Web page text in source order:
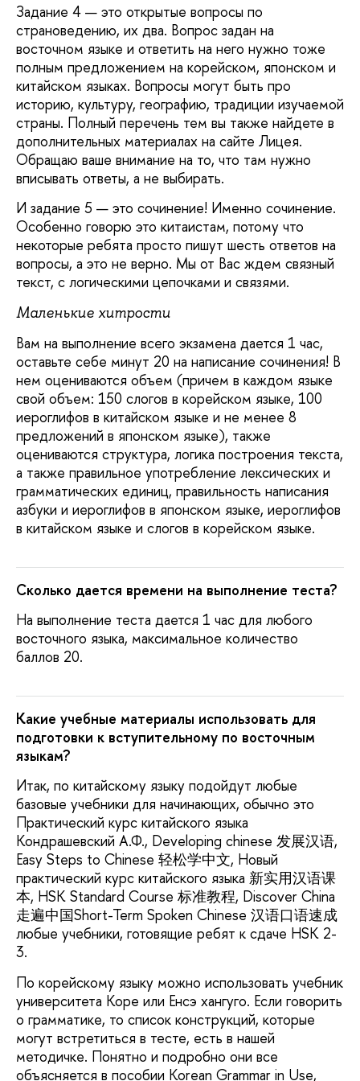
Задание 4 — это открытые вопросы по
страноведению, их два. Вопрос задан на
восточном языке и ответить на него нужно тоже
полным предложением на корейском, японском и
китайском языках. Вопросы могут быть про
историю, культуру, географию, традиции изучаемой
страны. Полный перечень тем вы также найдете в
дополнительных материалах на сайте Лицея.
Обращаю ваше внимание на то, что там нужно
вписывать ответы, а не выбирать.
И задание 5 — это сочинение! Именно сочинение.
Особенно говорю это китаистам, потому что
некоторые ребята просто пишут шесть ответов на
вопросы, а это не верно. Мы от Вас ждем связный
текст, с логическими цепочками и связями.
Маленькие хитрости
Вам на выполнение всего экзамена дается 1 час,
оставьте себе минут 20 на написание сочинения! В
нем оцениваются объем (причем в каждом языке
свой объем: 150 слогов в корейском языке, 100
иероглифов в китайском языке и не менее 8
предложений в японском языке), также
оцениваются структура, логика построения текста,
а также правильное употребление лексических и
грамматических единиц, правильность написания
азбуки и иероглифов в японском языке, иероглифов
в китайском языке и слогов в корейском языке.
Сколько дается времени на выполнение теста?
На выполнение теста дается 1 час для любого
восточного языка, максимальное количество
баллов 20.
Какие учебные материалы использовать для
подготовки к вступительному по восточным
языкам?
Итак, по китайскому языку подойдут любые
базовые учебники для начинающих, обычно это
Практический курс китайского языка
Кондрашевский А.Ф., Developing chinese 发展汉语,
Easy Steps to Chinese 轻松学中文, Новый
практический курс китайского языка 新实用汉语课
本, HSK Standard Course 标准教程, Discover China
走遍中国Short-Term Spoken Chinese 汉语口语速成
любые учебники, готовящие ребят к сдаче HSK 2-
3.
По корейскому языку можно использовать учебник
университета Коре или Енсэ хангуго. Если говорить
о грамматике, то список конструкций, которые
могут встретиться в тесте, есть в нашей
методичке. Понятно и подробно они все
объясняется в пособии Korean Grammar in Use,